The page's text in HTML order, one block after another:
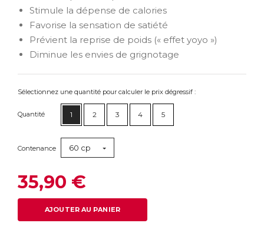
Stimule la dépense de calories
Favorise la sensation de satiété
Prévient la reprise de poids (« effet yoyo »)
Diminue les envies de grignotage
Sélectionnez une quantité pour calculer le prix dégressif :
Quantité 1 2 3 4 5
Contenance 60 cp
35,90 €
AJOUTER AU PANIER